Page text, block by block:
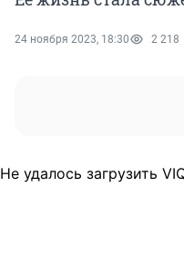
24 ноября 2023, 18:30 2 218
Не удалось загрузить